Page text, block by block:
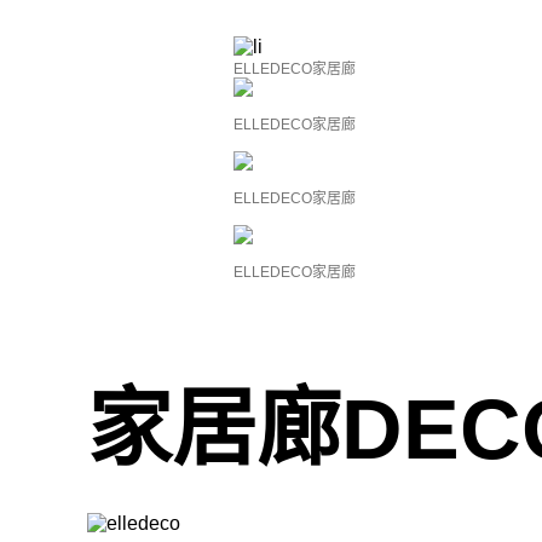
ELLEDECO家居廊
ELLEDECO家居廊
ELLEDECO家居廊
ELLEDECO家居廊
家居廊